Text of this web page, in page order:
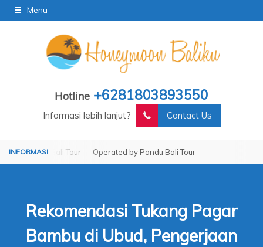
Menu
Hotline +6281803893550
Informasi lebih lanjut? Contact Us
Bali Tour Operated by Pandu Bali Tour
Rekomendasi Tukang Pagar
Bambu di Ubud, Pengerjaan